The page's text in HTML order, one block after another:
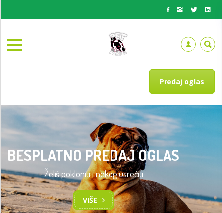
Predaj oglas
BESPLATNO PREDAJ OGLAS
Želiš pokloniti i nekog usrećiti
VIŠE
TRENING OSNOVA POSLUŠNOSTI
PASA